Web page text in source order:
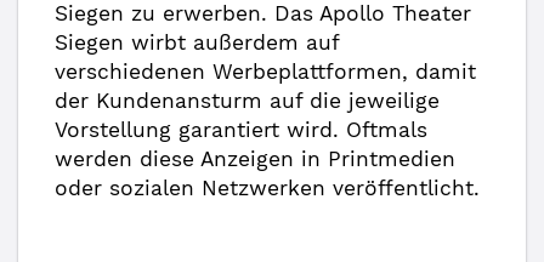
Siegen zu erwerben. Das Apollo Theater
Siegen wirbt außerdem auf
verschiedenen Werbeplattformen, damit
der Kundenansturm auf die jeweilige
Vorstellung garantiert wird. Oftmals
werden diese Anzeigen in Printmedien
oder sozialen Netzwerken veröffentlicht.